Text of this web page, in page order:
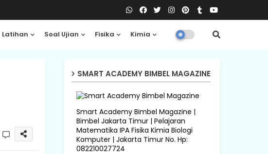
Latihan Soal Ujian Fisika Kimia Biologi
SMART ACADEMY BIMBEL MAGAZINE
Smart Academy Bimbel Magazine |
Bimbel Jakarta Timur | Pelajaran
Matematika IPA Fisika Kimia Biologi
Komputer | Jakarta Timur No. Hp:
082210027724